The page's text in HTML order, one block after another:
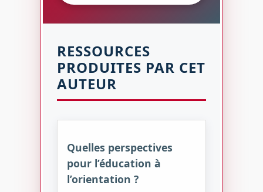
RESSOURCES
PRODUITES PAR CET
AUTEUR
Quelles perspectives
pour l’éducation à
l’orientation ?